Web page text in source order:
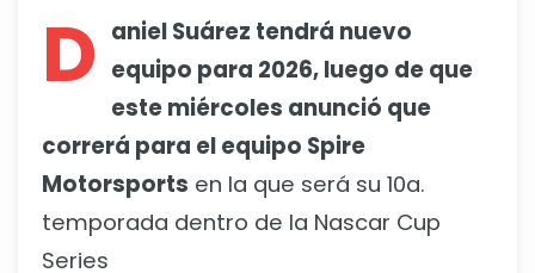
D aniel Suárez tendrá nuevo
equipo para 2026, luego de que
este miércoles anunció que
correrá para el equipo Spire
Motorsports en la que será su 10a.
temporada dentro de la Nascar Cup
Series